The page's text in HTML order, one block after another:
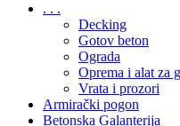
. . .
Decking
Gotov beton
Ograda
Oprema i alat za
Vrata i prozori
Armirački pogon
Betonska Galanterija